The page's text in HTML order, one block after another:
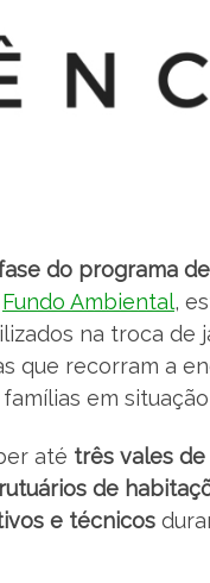
do programa
Fundo Ambiental,
na troca de
que recorram a
em
até três vales
de
e técnicos